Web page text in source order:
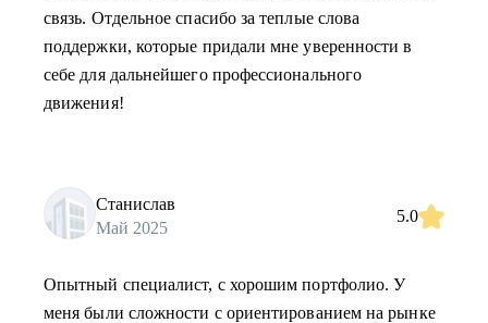
связь. Отдельное спасибо за теплые слова
поддержки, которые придали мне уверенности в
себе для дальнейшего профессионального
движения!
Станислав
Май 2025
5.0
Опытный специалист, с хорошим портфолио. У
меня были сложности с ориентированием на рынке